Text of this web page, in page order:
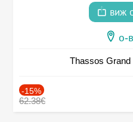
виж
о-
Thassos Grand
-15%
62.38€